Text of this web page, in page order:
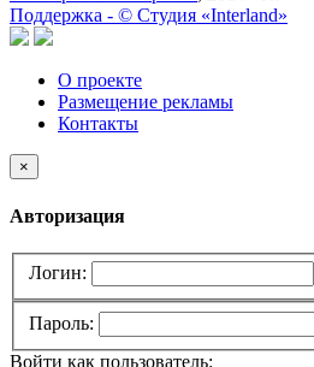
Поддержка - © Cтудия «Interland»
О проекте
Размещение рекламы
Контакты
×
Авторизация
Логин:
Пароль:
Войти как пользователь: